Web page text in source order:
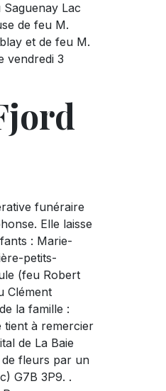
Saguenay Lac
de feu M.
et de feu M.
vendredi 3
funéraire
Elle laisse
: Marie-
petits-
(feu Robert
Clément
la famille :
tient à remercier
de La Baie
fleurs par un
G7B 3P9. .